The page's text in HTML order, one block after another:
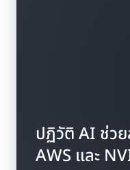
ปฏิวัติ AI ช่ว
AWS และ